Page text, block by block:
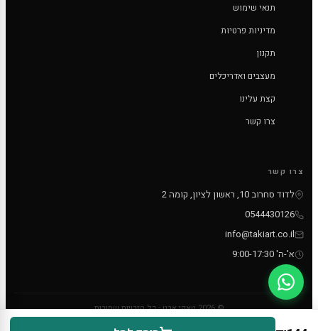
תנאי שימוש
מדיניות פרטיות
תקנון
מעצבים ואדריכלים
קצת עלינו
צרו קשר
צרו קשר
לדוד סחרוב 10, ראשון לציון, קומה 2
0544430126
info@takiart.co.il
א'-ה' 9:00-17:30
© 2026 טאקי ארט - כל הזכויות שמורות